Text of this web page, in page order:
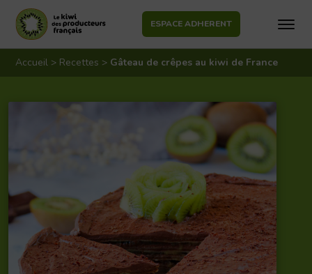
Aller
au
ESPACE ADHERENT
Accueil > Recettes > Gâteau de crêpes au kiwi de France